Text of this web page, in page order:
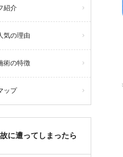
紹介
気の理由
術の特徴
ップ
に遭ってしまったら